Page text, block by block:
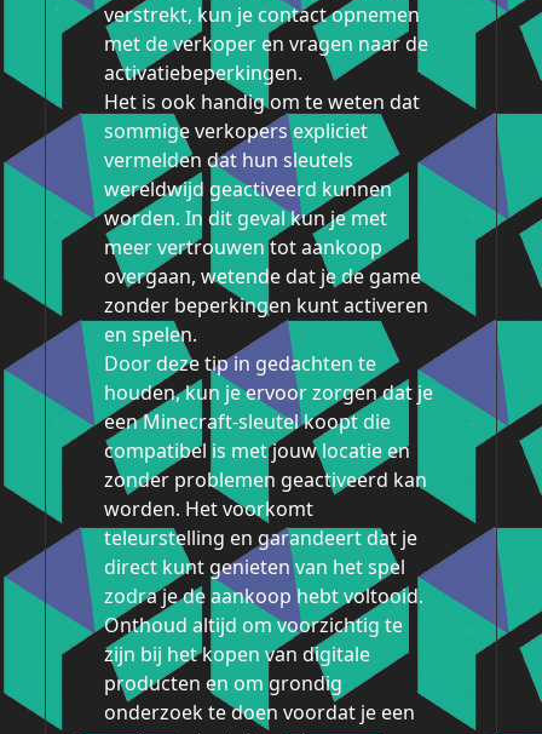
verstrekt, kun je contact opnemen
met de verkoper en vragen naar de
activatiebeperkingen.
Het is ook handig om te weten dat
sommige verkopers expliciet
vermelden dat hun sleutels
wereldwijd geactiveerd kunnen
worden. In dit geval kun je met
meer vertrouwen tot aankoop
overgaan, wetende dat je de game
zonder beperkingen kunt activeren
en spelen.
Door deze tip in gedachten te
houden, kun je ervoor zorgen dat je
een Minecraft-sleutel koopt die
compatibel is met jouw locatie en
zonder problemen geactiveerd kan
worden. Het voorkomt
teleurstelling en garandeert dat je
direct kunt genieten van het spel
zodra je de aankoop hebt voltooid.
Onthoud altijd om voorzichtig te
zijn bij het kopen van digitale
producten en om grondig
onderzoek te doen voordat je een